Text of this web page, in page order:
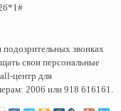
звонках
свои персональные
центр для
2006 или 918 616161.